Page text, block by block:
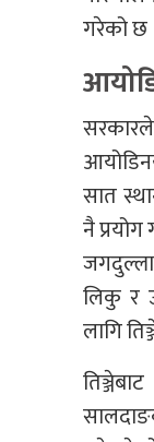
गरेको छ
सात
नै
लिकु र
लागि